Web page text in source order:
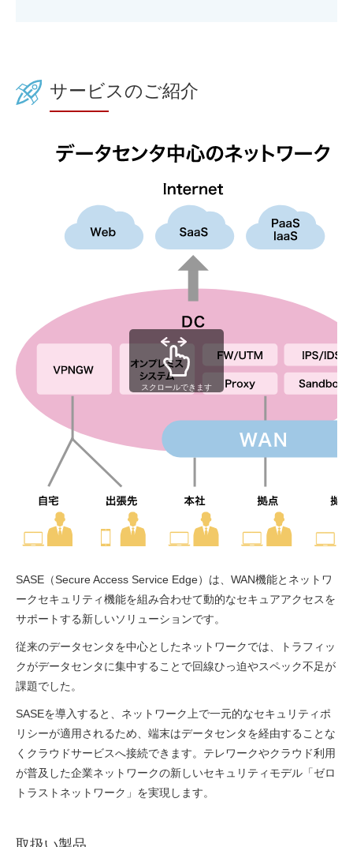
サービスのご紹介
スクロールできます
SASE（Secure Access Service Edge）は、WAN機能とネットワ
ークセキュリティ機能を組み合わせて動的なセキュアアクセスを
サポートする新しいソリューションです。
従来のデータセンタを中心としたネットワークでは、トラフィッ
クがデータセンタに集中することで回線ひっ迫やスペック不足が
課題でした。
SASEを導入すると、ネットワーク上で一元的なセキュリティポ
リシーが適用されるため、端末はデータセンタを経由することな
くクラウドサービスへ接続できます。テレワークやクラウド利用
が普及した企業ネットワークの新しいセキュリティモデル「ゼロ
トラストネットワーク」を実現します。